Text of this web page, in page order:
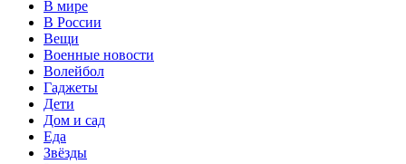
В мире
В России
Вещи
Военные новости
Волейбол
Гаджеты
Дети
Дом и сад
Еда
Звёзды